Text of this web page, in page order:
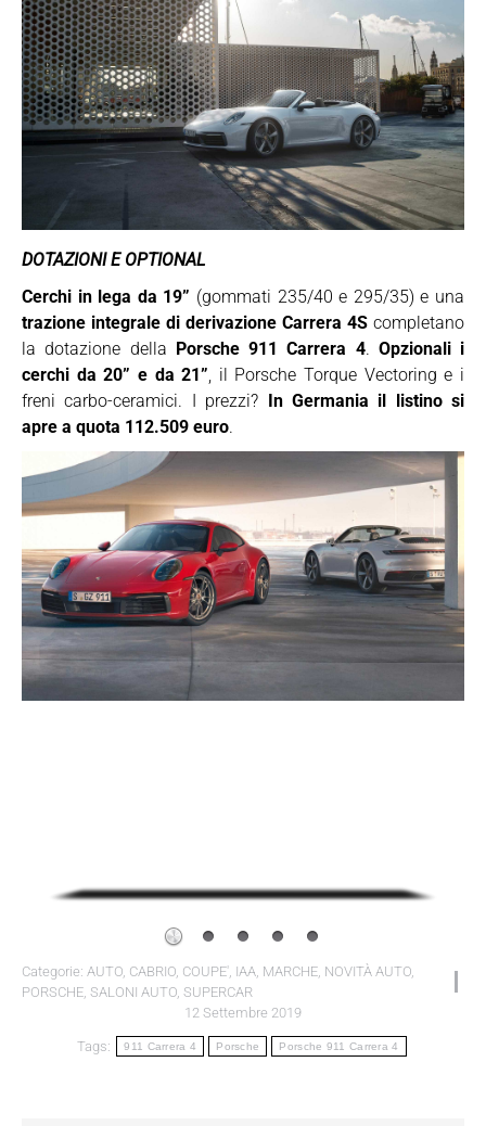
DOTAZIONI E OPTIONAL
Cerchi in lega da 19” (gommati 235/40 e 295/35) e una
trazione integrale di derivazione Carrera 4S completano
la dotazione della Porsche 911 Carrera 4. Opzionali i
cerchi da 20” e da 21”, il Porsche Torque Vectoring e i
freni carbo-ceramici. I prezzi? In Germania il listino si
apre a quota 112.509 euro.
Categorie: AUTO, CABRIO, COUPE', IAA, MARCHE, NOVITÀ AUTO,
PORSCHE, SALONI AUTO, SUPERCAR
12 Settembre 2019
Tags: 911 Carrera 4 Porsche Porsche 911 Carrera 4